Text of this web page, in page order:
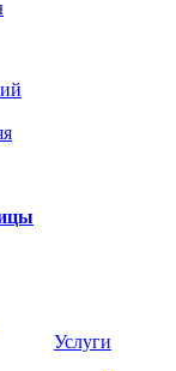
Услуги